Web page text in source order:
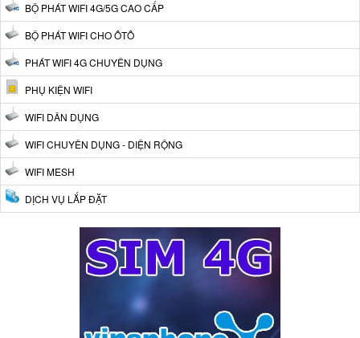
BỘ PHÁT WIFI 4G/5G CAO CẤP
BỘ PHÁT WIFI CHO ÔTÔ
PHÁT WIFI 4G CHUYÊN DỤNG
PHỤ KIỆN WIFI
WIFI DÂN DỤNG
WIFI CHUYÊN DỤNG - DIỆN RỘNG
WIFI MESH
DỊCH VỤ LẮP ĐẶT